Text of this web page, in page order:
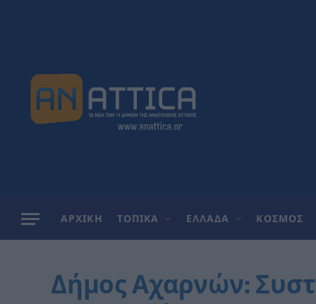
ΑΡΧΙΚΗ ΤΟΠΙΚΑ ΕΛΛΑΔΑ ΚΟΣΜΟΣ
Δήμος Αχαρνών: